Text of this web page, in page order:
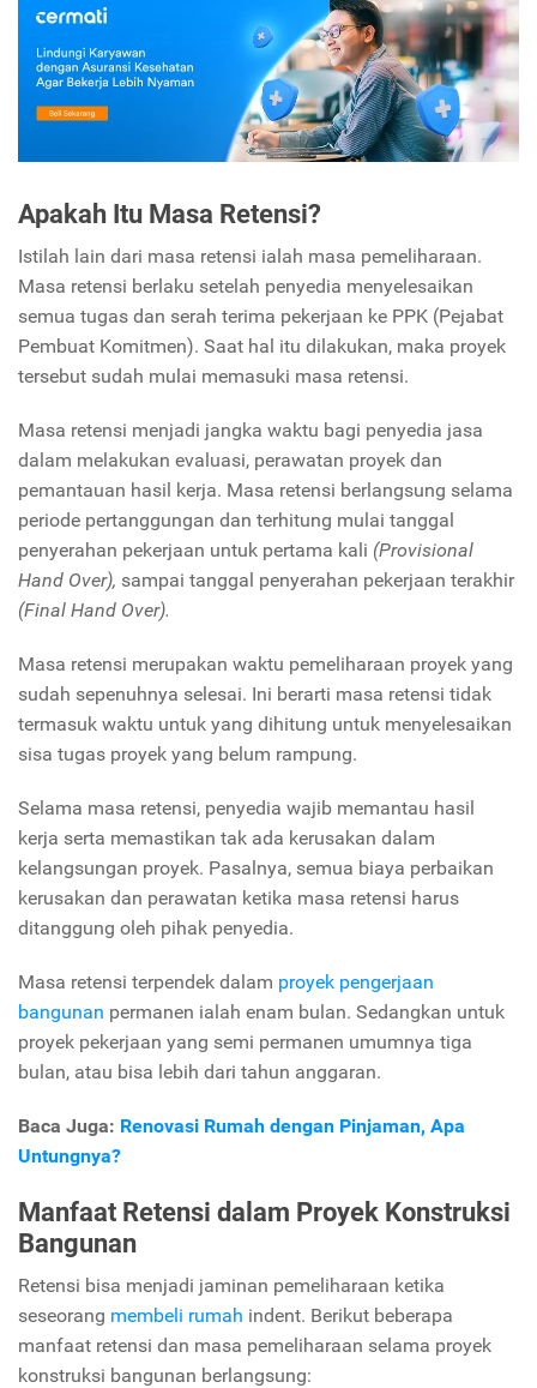
Apakah Itu Masa Retensi?
Istilah lain dari masa retensi ialah masa pemeliharaan.
Masa retensi berlaku setelah penyedia menyelesaikan
semua tugas dan serah terima pekerjaan ke PPK (Pejabat
Pembuat Komitmen). Saat hal itu dilakukan, maka proyek
tersebut sudah mulai memasuki masa retensi.
Masa retensi menjadi jangka waktu bagi penyedia jasa
dalam melakukan evaluasi, perawatan proyek dan
pemantauan hasil kerja. Masa retensi berlangsung selama
periode pertanggungan dan terhitung mulai tanggal
penyerahan pekerjaan untuk pertama kali (Provisional
Hand Over), sampai tanggal penyerahan pekerjaan terakhir
(Final Hand Over).
Masa retensi merupakan waktu pemeliharaan proyek yang
sudah sepenuhnya selesai. Ini berarti masa retensi tidak
termasuk waktu untuk yang dihitung untuk menyelesaikan
sisa tugas proyek yang belum rampung.
Selama masa retensi, penyedia wajib memantau hasil
kerja serta memastikan tak ada kerusakan dalam
kelangsungan proyek. Pasalnya, semua biaya perbaikan
kerusakan dan perawatan ketika masa retensi harus
ditanggung oleh pihak penyedia.
Masa retensi terpendek dalam proyek pengerjaan
bangunan permanen ialah enam bulan. Sedangkan untuk
proyek pekerjaan yang semi permanen umumnya tiga
bulan, atau bisa lebih dari tahun anggaran.
Baca Juga: Renovasi Rumah dengan Pinjaman, Apa
Untungnya?
Manfaat Retensi dalam Proyek Konstruksi
Bangunan
Retensi bisa menjadi jaminan pemeliharaan ketika
seseorang membeli rumah indent. Berikut beberapa
manfaat retensi dan masa pemeliharaan selama proyek
konstruksi bangunan berlangsung: